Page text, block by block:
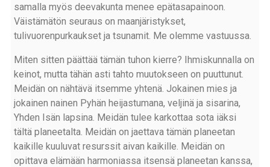
samalla myös deevakunta menee epätasapainoon.
Väistämätön seuraus on maanjäristykset,
tulivuorenpurkaukset ja tsunamit. Me olemme vastuussa.
Miten sitten päättää tämän tuhon kierre? Ihmiskunnalla on
keinot, mutta tähän asti tahto muutokseen on puuttunut.
Meidän on nähtävä itsemme yhtenä. Jokainen mies ja
jokainen nainen Pyhän heijastumana, veljinä ja sisarina,
Yhden Isän lapsina. Meidän tulee karkottaa sota iäksi
tältä planeetalta. Meidän on jaettava tämän planeetan
kaikille kuuluvat resurssit aivan kaikille. Meidän on
opittava elämään harmoniassa itsensä planeetan kanssa,